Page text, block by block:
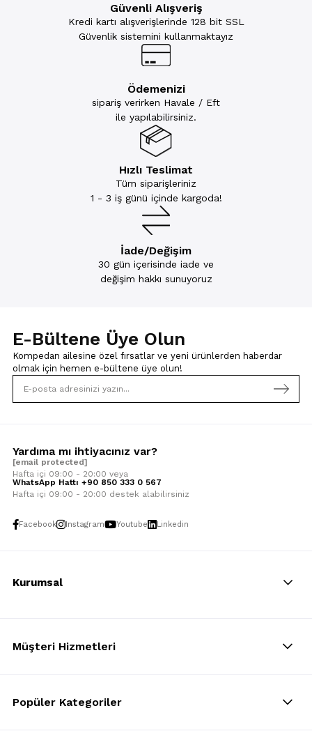
Güvenli Alışveriş
Kredi kartı alışverişlerinde 128 bit SSL
Güvenlik sistemini kullanmaktayız
Ödemenizi
sipariş verirken Havale / Eft
ile yapılabilirsiniz.
Hızlı Teslimat
Tüm siparişleriniz
1 - 3 iş günü içinde kargoda!
İade/Değişim
30 gün içerisinde iade ve
değişim hakkı sunuyoruz
E-Bültene Üye Olun
Kompedan ailesine özel fırsatlar ve yeni ürünlerden haberdar
olmak için hemen e-bültene üye olun!
Yardıma mı ihtiyacınız var?
[email protected]
Hafta içi 09:00 - 20:00 veya
WhatsApp Hattı +90 850 333 0 567
Hafta içi 09:00 - 20:00 destek alabilirsiniz
Facebook Instagram Youtube Linkedin
Kurumsal
Müşteri Hizmetleri
Popüler Kategoriler